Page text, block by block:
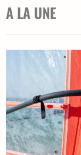
A LA UNE